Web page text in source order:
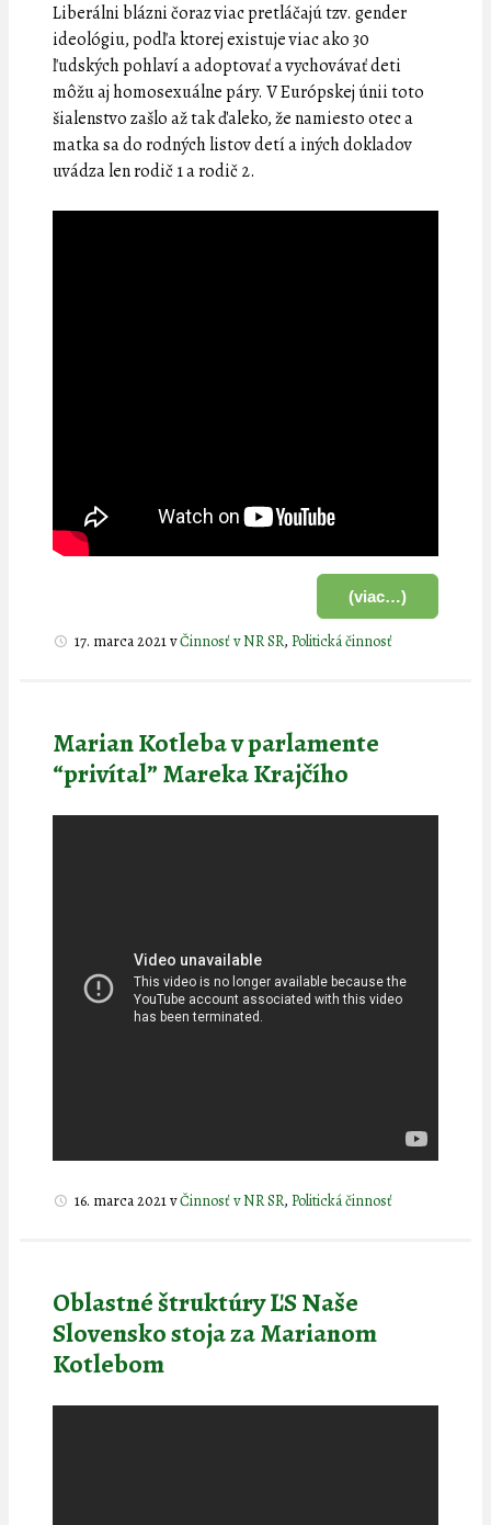
Liberálni blázni čoraz viac pretláčajú tzv. gender
ideológiu, podľa ktorej existuje viac ako 30
ľudských pohlaví a adoptovať a vychovávať deti
môžu aj homosexuálne páry. V Európskej únii toto
šialenstvo zašlo až tak ďaleko, že namiesto otec a
matka sa do rodných listov detí a iných dokladov
uvádza len rodič 1 a rodič 2.
(viac…)
17. marca 2021vČinnosť v NR SR, Politická činnosť
Marian Kotleba v parlamente
“privítal” Mareka Krajčího
16. marca 2021vČinnosť v NR SR, Politická činnosť
Oblastné štruktúry ĽS Naše
Slovensko stoja za Marianom
Kotlebom